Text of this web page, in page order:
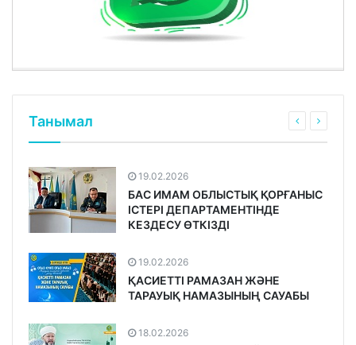
Танымал
19.02.2026
БАС ИМАМ ОБЛЫСТЫҚ ҚОРҒАНЫС
ІСТЕРІ ДЕПАРТАМЕНТІНДЕ
КЕЗДЕСУ ӨТКІЗДІ
19.02.2026
ҚАСИЕТТІ РАМАЗАН ЖӘНЕ
ТАРАУЫҚ НАМАЗЫНЫҢ САУАБЫ
18.02.2026